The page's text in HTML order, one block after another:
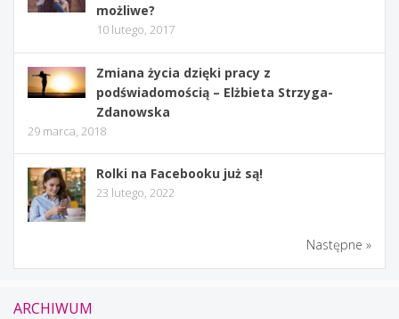
możliwe?
10 lutego, 2017
Zmiana życia dzięki pracy z
podświadomością – Elżbieta Strzyga-
Zdanowska
29 marca, 2018
Rolki na Facebooku już są!
23 lutego, 2022
Następne »
ARCHIWUM